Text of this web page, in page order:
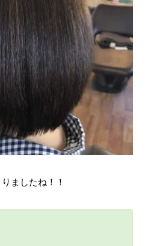
ましたね！！